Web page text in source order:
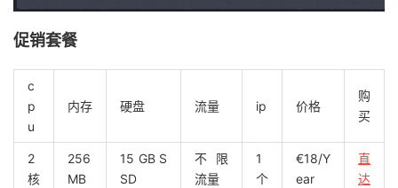
促销套餐
c
p
u
内存 硬盘 流量 ip 价格
购
买
2
核
256
MB
15 GB S
SD
不限
流量
1
个
€18/Y
ear
直
达